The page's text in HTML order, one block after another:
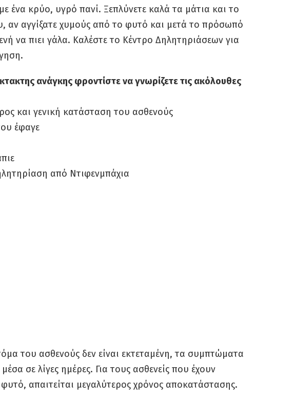
ένα κρύο, υγρό πανί. Ξεπλύνετε καλά τα μάτια και το
αγγίξατε χυμούς από το φυτό και μετά το πρόσωπό
να πιει γάλα. Καλέστε το Κέντρο Δηλητηριάσεων για
ανάγκης φροντίστε να γνωρίζετε τις ακόλουθες
και γενική κατάσταση του ασθενούς
έφαγε
από Ντιφενμπάχια
του ασθενούς δεν είναι εκτεταμένη, τα συμπτώματα
σε λίγες ημέρες. Για τους ασθενείς που έχουν
απαιτείται μεγαλύτερος χρόνος αποκατάστασης.